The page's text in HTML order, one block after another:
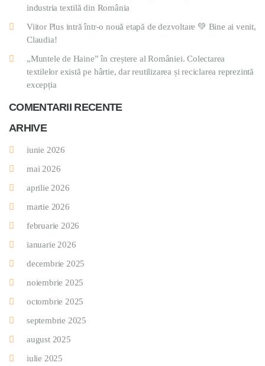
industria textilă din România
Viitor Plus intră într-o nouă etapă de dezvoltare 💚 Bine ai venit,
Claudia!
„Muntele de Haine” în creștere al României. Colectarea
textilelor există pe hârtie, dar reutilizarea și reciclarea reprezintă
excepția
COMENTARII RECENTE
ARHIVE
iunie 2026
mai 2026
aprilie 2026
martie 2026
februarie 2026
ianuarie 2026
decembrie 2025
noiembrie 2025
octombrie 2025
septembrie 2025
august 2025
iulie 2025